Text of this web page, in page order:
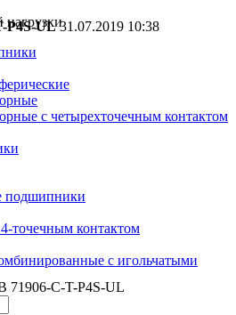
с четырехточечным контактом
подшипники
точечным контактом
с игольчатыми
P4S-UL31.07.2019 10:38
71906-С-T-P4S-UL